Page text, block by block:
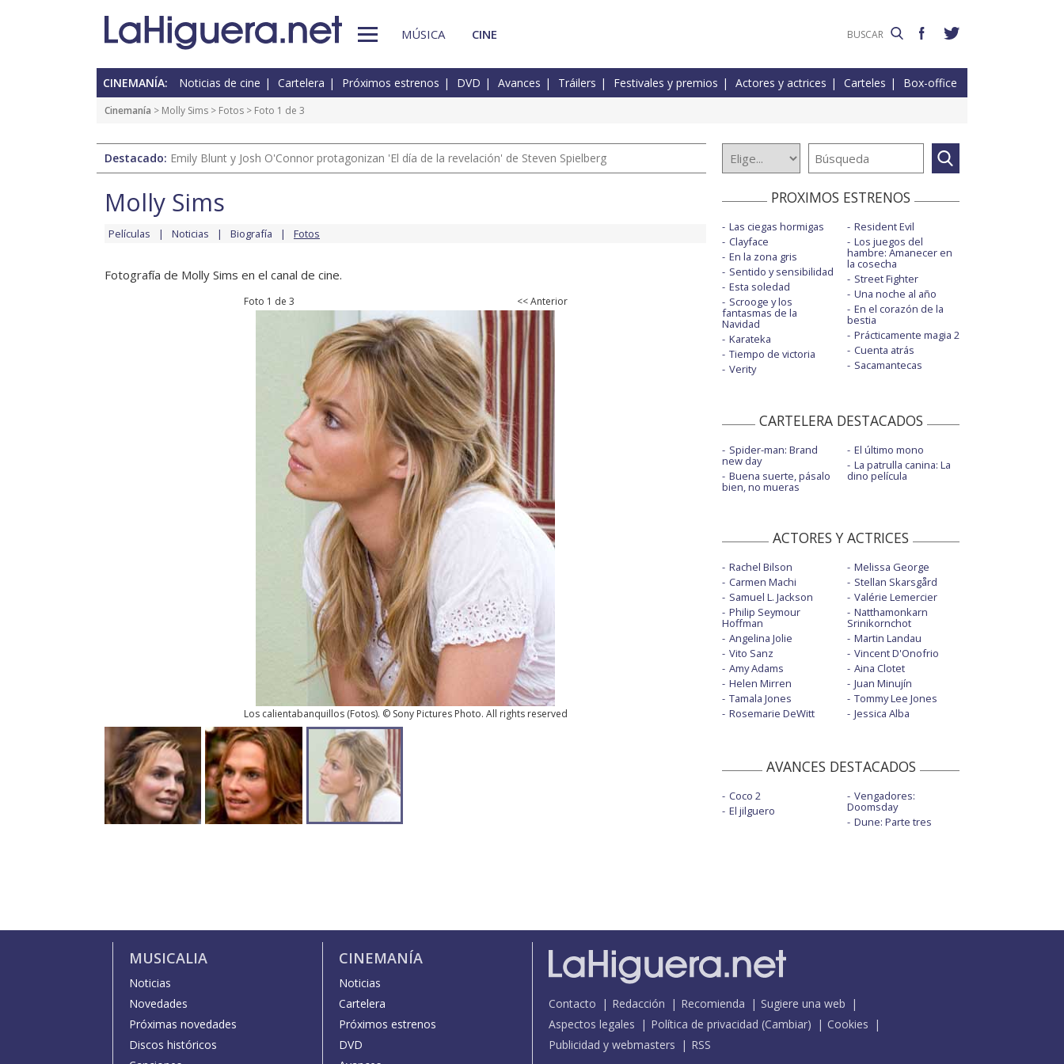
MÚSICA CINE
CINEMANÍA: Noticias de cine Cartelera Próximos estrenos DVD Avances Tráilers Festivales y premios Actores y actrices Carteles Box-office
Cinemanía > Molly Sims > Fotos > Foto 1 de 3
Destacado: Emily Blunt y Josh O'Connor protagonizan 'El día de la revelación' de Steven Spielberg
Molly Sims
Películas Noticias Biografía Fotos
Fotografía de Molly Sims en el canal de cine.
Foto 1 de 3 << Anterior
Los calientabanquillos(Fotos). © Sony Pictures Photo. All rights reserved
PROXIMOS ESTRENOS
Las ciegas hormigas
Clayface
En la zona gris
Sentido y sensibilidad
Esta soledad
Scrooge y los
fantasmas de la
Navidad
Karateka
Tiempo de victoria
Verity
Resident Evil
Los juegos del
hambre: Amanecer en
la cosecha
Street Fighter
Una noche al año
En el corazón de la
bestia
Prácticamente magia 2
Cuenta atrás
Sacamantecas
CARTELERA DESTACADOS
Spider-man: Brand
new day
Buena suerte, pásalo
bien, no mueras
El último mono
La patrulla canina: La
dino película
ACTORES Y ACTRICES
Rachel Bilson
Carmen Machi
Samuel L. Jackson
Philip Seymour
Hoffman
Angelina Jolie
Vito Sanz
Amy Adams
Helen Mirren
Tamala Jones
Rosemarie DeWitt
Melissa George
Stellan Skarsgård
Valérie Lemercier
Natthamonkarn
Srinikornchot
Martin Landau
Vincent D'Onofrio
Aina Clotet
Juan Minujín
Tommy Lee Jones
Jessica Alba
AVANCES DESTACADOS
Coco 2
El jilguero
Vengadores:
Doomsday
Dune: Parte tres
MUSICALIA
Noticias
Novedades
Próximas novedades
Discos históricos
CINEMANÍA
Noticias
Cartelera
Próximos estrenos
DVD
Contacto Redacción Recomienda
Sugiere una web
Aspectos legales
Política de privacidad (Cambiar)
Cookies
Publicidad y webmasters
RSS